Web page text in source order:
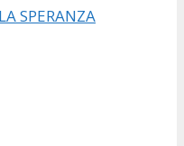
SPERANZA